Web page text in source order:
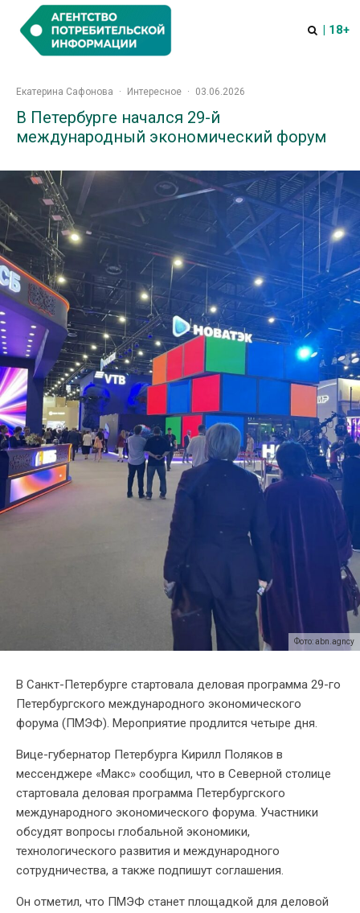
| 18+
Екатерина Сафонова · Интересное · 03.06.2026
В Петербурге начался 29-й
международный экономический форум
Фото: abn.agncy
В Санкт-Петербурге стартовала деловая программа 29-го
Петербургского международного экономического
форума (ПМЭФ). Мероприятие продлится четыре дня.
Вице-губернатор Петербурга Кирилл Поляков в
мессенджере «Макс» сообщил, что в Северной столице
стартовала деловая программа Петербургского
международного экономического форума. Участники
обсудят вопросы глобальной экономики,
технологического развития и международного
сотрудничества, а также подпишут соглашения.
Он отметил, что ПМЭФ станет площадкой для деловой